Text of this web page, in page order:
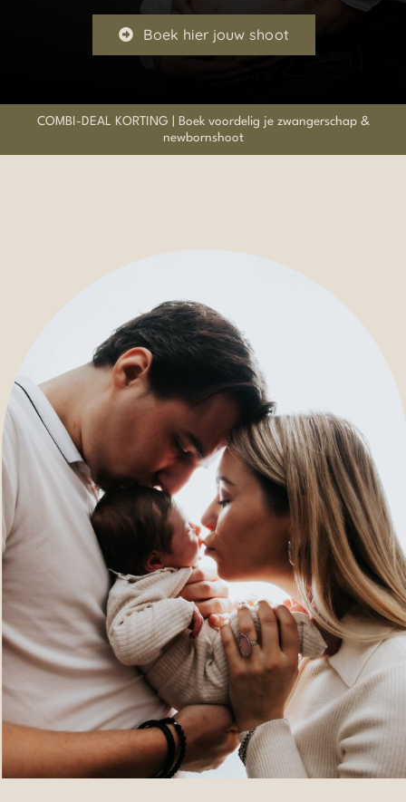
Boek hier jouw shoot
COMBI-DEAL KORTING | Boek voordelig je zwangerschap &
newbornshoot